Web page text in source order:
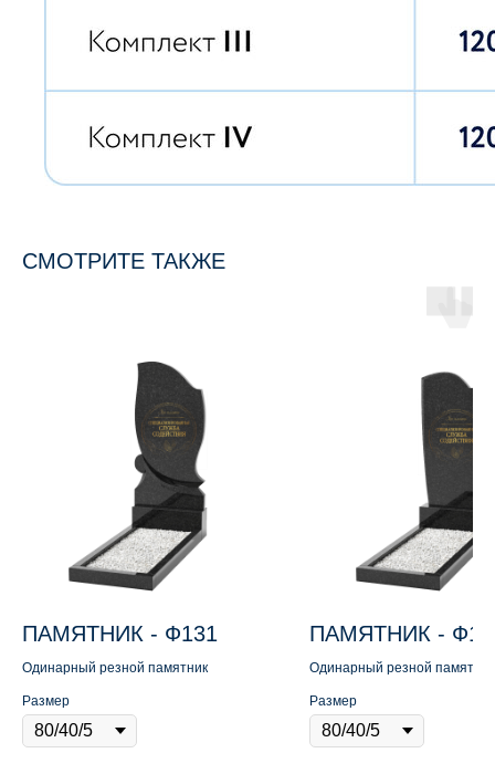
СМОТРИТЕ ТАКЖЕ
ПАМЯТНИК - Ф131
Одинарный резной памятник
Размер
ПАМЯТНИК -
Одинарный резной
Размер